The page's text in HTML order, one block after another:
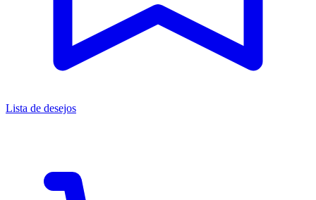
Lista de desejos